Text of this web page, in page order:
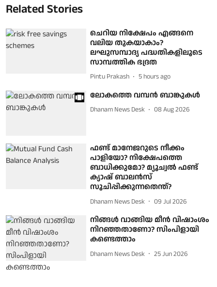
Related Stories
ചെറിയ നിക്ഷേപം എങ്ങനെ
വലിയ തുകയാകാം?
ലഘുസമ്പാദ്യ പദ്ധതികളിലൂടെ
സാമ്പത്തിക ഭദ്രത
Pintu Prakash 5 hours ago
ലോകത്തെ വമ്പന്‍ ബാങ്കുകള്‍
Dhanam News Desk 08 Aug 2026
ഫണ്ട് മാനേജറുടെ നീക്കം
പാളിയോ? നിക്ഷേപത്തെ
ബാധിക്കുമോ? മ്യൂച്വൽ ഫണ്ട്
ക്യാഷ് ബാലൻസ്
സൂചിപ്പിക്കുന്നതെന്ത്?
Dhanam News Desk 09 Jul 2026
നിങ്ങള്‍ വാങ്ങിയ മീന്‍ വിഷാംശം
നിറഞ്ഞതാണോ? സിംപിളായി
കണ്ടെത്താം
Dhanam News Desk 25 Jun 2026